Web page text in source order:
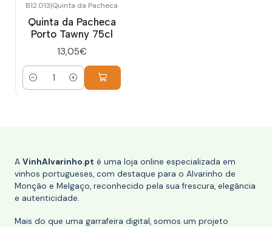
B12.013|Quinta da Pacheca
Quinta da Pacheca
Porto Tawny 75cl
13,05€
Quantidade
A VinhAlvarinho.pt é uma loja online especializada em
vinhos portugueses, com destaque para o Alvarinho de
Monção e Melgaço, reconhecido pela sua frescura, elegância
e autenticidade.
Mais do que uma garrafeira digital, somos um projeto